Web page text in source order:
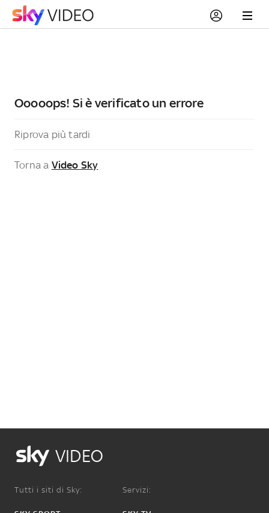
Ooooops! Si è verificato un errore
Riprova più tardi
Torna a Video Sky
VIDEO
Tutti i siti di Sky: Servizi: